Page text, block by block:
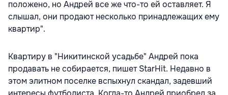
положено, но Андрей все же что-то ей оставляет. Я
слышал, они продают несколько принадлежащих ему
квартир".
Квартиру в "Никитинской усадьбе" Андрей пока
продавать не собирается, пишет StarHit. Недавно в
этом элитном поселке вспыхнул скандал, задевший